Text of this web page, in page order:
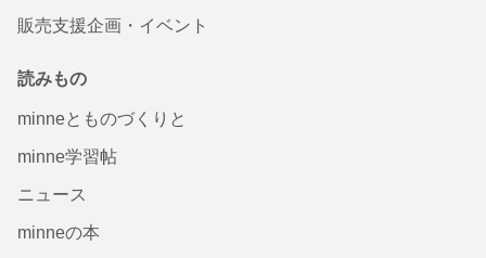
販売支援企画・イベント
読みもの
minneとものづくりと
minne学習帖
ニュース
minneの本